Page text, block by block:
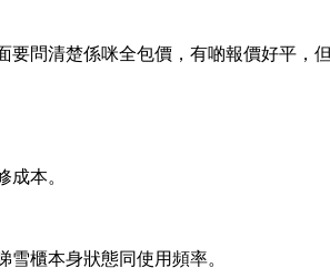
問清楚係咪全包價，有啲報價好平，
本。
櫃本身狀態同使用頻率。